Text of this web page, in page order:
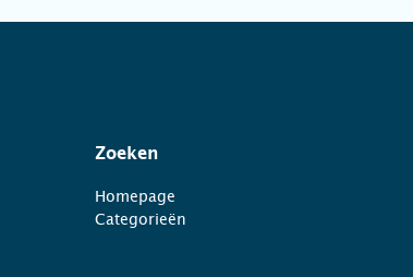
Zoeken
Homepage
Categorieën